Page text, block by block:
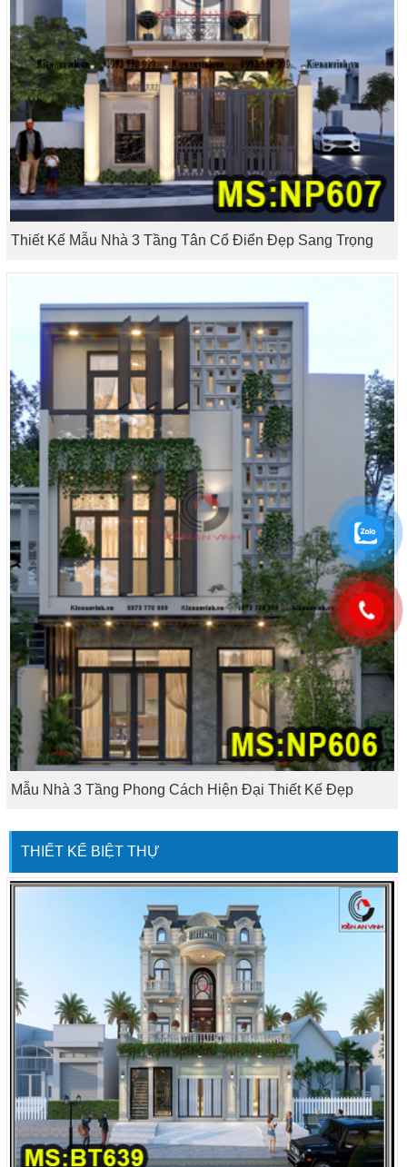
Thiết Kế Mẫu Nhà 3 Tầng Tân Cổ Điển Đẹp Sang Trọng
Mẫu Nhà 3 Tầng Phong Cách Hiện Đại Thiết Kế Đẹp
THIẾT KẾ BIỆT THỰ